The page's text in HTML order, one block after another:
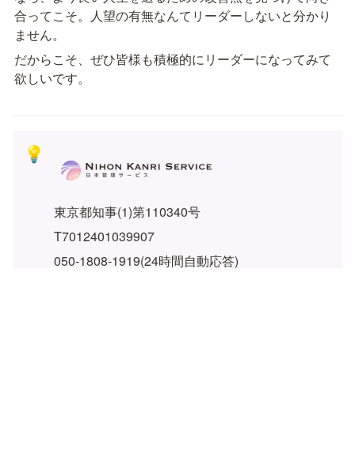
合ってこそ。人望の有無なんてリーダーしないと分かり
ません。
だからこそ、ぜひ皆様も積極的にリーダーになってみて
欲しいです。
💡
東京都知事(1)第110340号
T7012401039907
050-1808-1919(24時間自動応答)